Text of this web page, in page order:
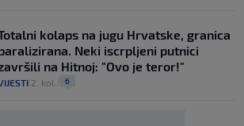
kolaps na jugu Hrvatske, granica
Neki iscrpljeni putnici
na Hitnoj: "Ovo je teror!"
2. kol. 6